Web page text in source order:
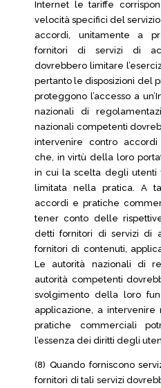
Internet le tariffe
velocità specifici del
accordi, unitamente a
fornitori di servizi di
dovrebbero limitare
pertanto le disposizioni del
proteggono l’accesso a
nazionali di
nazionali competenti
intervenire contro
che, in virtù della loro
in cui la scelta degli utenti
limitata nella pratica. A
accordi e pratiche
tener conto delle
detti fornitori di servizi di
fornitori di contenuti,
Le autorità nazionali di
autorità competenti
svolgimento della loro
applicazione, a
pratiche commerciali
l’essenza dei diritti degli
(8) Quando forniscono
fornitori di tali servizi